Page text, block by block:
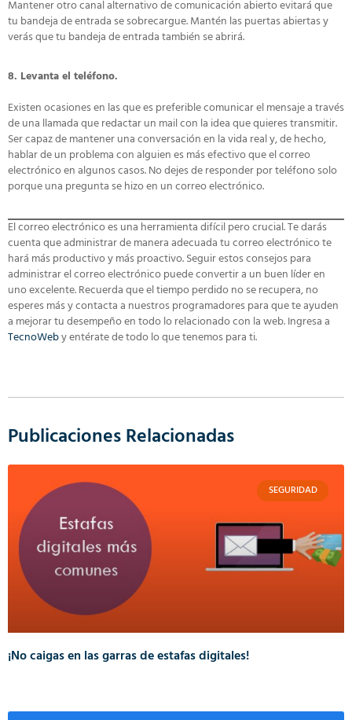
Mantener otro canal alternativo de comunicación abierto evitará que
tu bandeja de entrada se sobrecargue. Mantén las puertas abiertas y
verás que tu bandeja de entrada también se abrirá.
8. Levanta el teléfono.
Existen ocasiones en las que es preferible comunicar el mensaje a través
de una llamada que redactar un mail con la idea que quieres transmitir.
Ser capaz de mantener una conversación en la vida real y, de hecho,
hablar de un problema con alguien es más efectivo que el correo
electrónico en algunos casos. No dejes de responder por teléfono solo
porque una pregunta se hizo en un correo electrónico.
El correo electrónico es una herramienta difícil pero crucial. Te darás
cuenta que administrar de manera adecuada tu correo electrónico te
hará más productivo y más proactivo. Seguir estos consejos para
administrar el correo electrónico puede convertir a un buen líder en
uno excelente. Recuerda que el tiempo perdido no se recupera, no
esperes más y contacta a nuestros programadores para que te ayuden
a mejorar tu desempeño en todo lo relacionado con la web. Ingresa a
TecnoWeby entérate de todo lo que tenemos para ti.
Publicaciones Relacionadas
SEGURIDAD
¡No caigas en las garras de estafas digitales!